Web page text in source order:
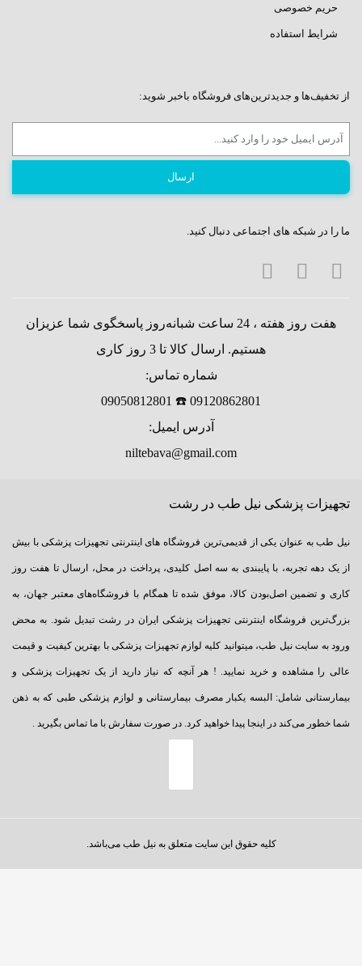
حریم خصوصی
شرایط استفاده
از تخفیف‌ها و جدیدترین‌های فروشگاه باخبر شوید:
ما را در شبکه های اجتماعی دنبال کنید.
هفت روز هفته ، 24 ساعت شبانه‌روز پاسخگوی شما عزیزان
هستیم. ارسال کالا تا 3 روز کاری
شماره تماس:
09120862801 ☎️ 09050812801
آدرس ایمیل:
niltebava@gmail.com
تجهیزات پزشکی نیل طب در رشت
نیل طب به عنوان یکی از قدیمی‌ترین فروشگاه های اینترنتی تجهیزات پزشکی با بیش
از یک دهه تجربه، با پایبندی به سه اصل کلیدی، پرداخت در محل، ارسال تا هفت روز
کاری و تضمین اصل‌بودن کالا، موفق شده تا همگام با فروشگاه‌های معتبر جهان، به
بزرگ‌ترین فروشگاه اینترنتی تجهیزات پزشکی ایران در رشت تبدیل شود. به محض
ورود به سایت نیل طب، میتوانید کلیه لوازم تجهیزات پزشکی با بهترین کیفیت و قیمت
عالی را مشاهده و خرید نمایید. ! هر آنچه که نیاز دارید از یک تجهیزات پزشکی و
بیمارستانی شامل: البسه یکبار مصرف بیمارستانی و لوازم پزشکی طبی که به ذهن
شما خطور می‌کند در اینجا پیدا خواهید کرد. در صورت سفارش با ما تماس بگیرید .
کلیه حقوق این سایت متعلق به نیل طب می‌باشد.